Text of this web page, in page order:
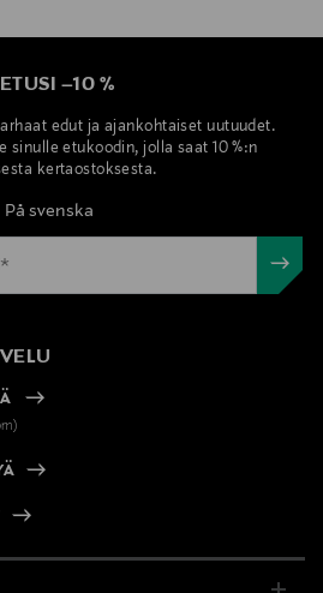
ETUSI –10 %
edut ja ajankohtaiset uutuudet.
sinulle etukoodin, jolla saat 10 %:n
kertaostoksesta.
På svenska